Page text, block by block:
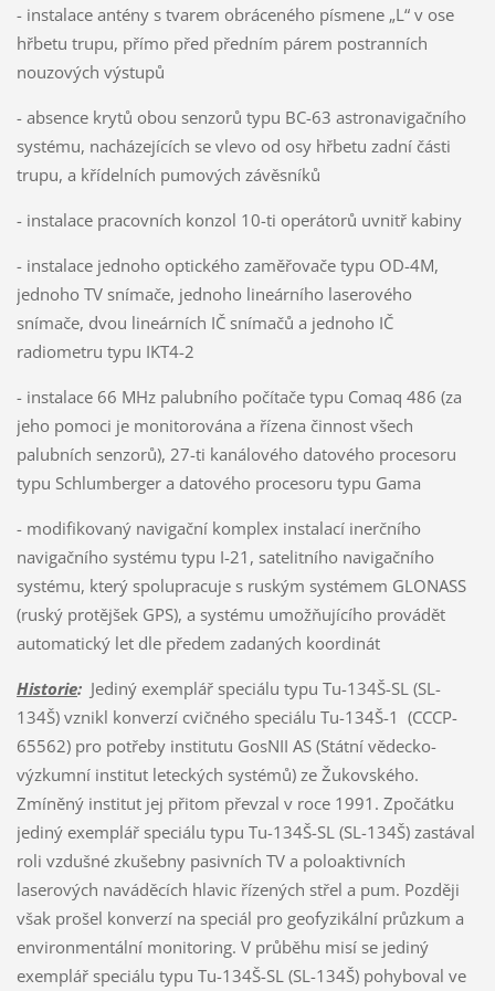
- instalace antény s tvarem obráceného písmene „L“ v ose
hřbetu trupu, přímo před předním párem postranních
nouzových výstupů
- absence krytů obou senzorů typu BC-63 astronavigačního
systému, nacházejících se vlevo od osy hřbetu zadní části
trupu, a křídelních pumových závěsníků
- instalace pracovních konzol 10-ti operátorů uvnitř kabiny
- instalace jednoho optického zaměřovače typu OD-4M,
jednoho TV snímače, jednoho lineárního laserového
snímače, dvou lineárních IČ snímačů a jednoho IČ
radiometru typu IKT4-2
- instalace 66 MHz palubního počítače typu Comaq 486 (za
jeho pomoci je monitorována a řízena činnost všech
palubních senzorů), 27-ti kanálového datového procesoru
typu Schlumberger a datového procesoru typu Gama
- modifikovaný navigační komplex instalací inerčního
navigačního systému typu I-21, satelitního navigačního
systému, který spolupracuje s ruským systémem GLONASS
(ruský protějšek GPS), a systému umožňujícího provádět
automatický let dle předem zadaných koordinát
Historie:Jediný exemplář speciálu typu Tu-134Š-SL (SL-
134Š) vznikl konverzí cvičného speciálu Tu-134Š-1 (CCCP-
65562) pro potřeby institutu GosNII AS (Státní vědecko-
výzkumní institut leteckých systémů) ze Žukovského.
Zmíněný institut jej přitom převzal v roce 1991. Zpočátku
jediný exemplář speciálu typu Tu-134Š-SL (SL-134Š) zastával
roli vzdušné zkušebny pasivních TV a poloaktivních
laserových naváděcích hlavic řízených střel a pum. Později
však prošel konverzí na speciál pro geofyzikální průzkum a
environmentální monitoring. V průběhu misí se jediný
exemplář speciálu typu Tu-134Š-SL (SL-134Š) pohyboval ve